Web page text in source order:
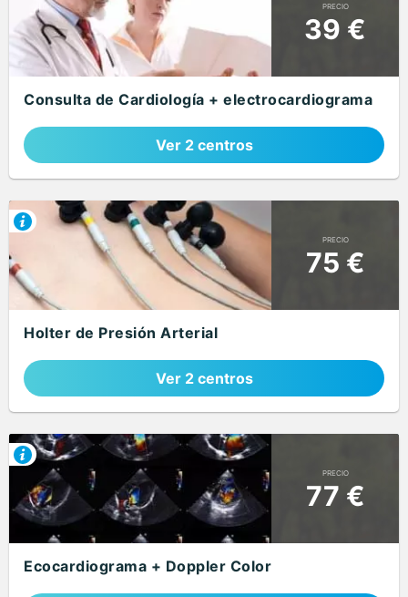
PRECIO
39 €
Consulta de Cardiología + electrocardiograma
Ver 2 centros
PRECIO
75 €
Holter de Presión Arterial
Ver 2 centros
PRECIO
77 €
Ecocardiograma + Doppler Color